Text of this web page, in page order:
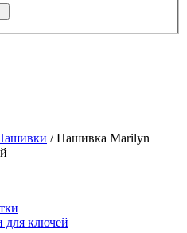
/Нашивка Marilyn
для ключей